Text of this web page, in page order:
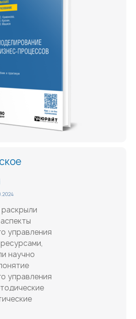
управления
научно
управления